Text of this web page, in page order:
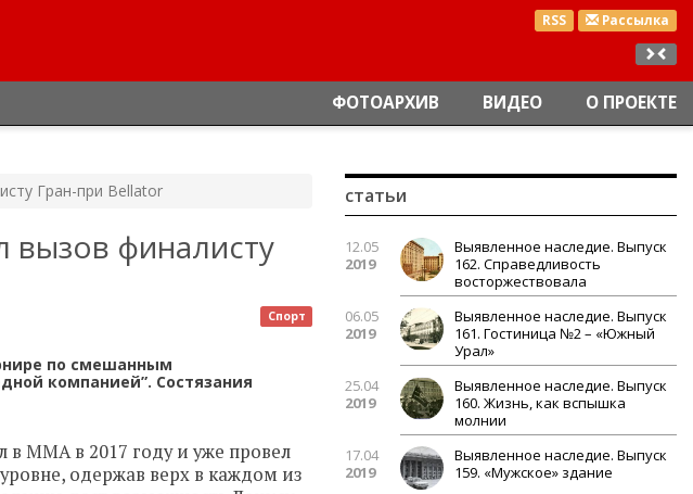
RSS Рассылка
ФОТОАРХИВ ВИДЕО О ПРОЕКТЕ
Гран-при Bellator
финалисту
Спорт
по смешанным
компанией”. Состязания
MMA в 2017 году и уже провел
одержав верх в каждом из
статьи
12.05
2019
Выявленное наследие. Выпуск
162. Справедливость
восторжествовала
06.05
2019
Выявленное наследие. Выпуск
161. Гостиница №2 – «Южный
Урал»
25.04
2019
Выявленное наследие. Выпуск
160. Жизнь, как вспышка
молнии
17.04
2019
Выявленное наследие. Выпуск
159. «Мужское» здание